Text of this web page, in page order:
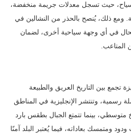
حيث تسجل معدلات جريمة منخفضة،
ومع ذلك، يُنصح بالحذر من النشالين في
في أي وجهة سياحية أخرى، لضمان
تجمع بين التاريخ العريق والطبيعة
رسمية، وتنتشر الإنجليزية في المناطق
متوسطي، بينما تتمتع الجبال بطقس بارد
ومتمسك بعاداته، فيما يُعتبر البلد آمنًا